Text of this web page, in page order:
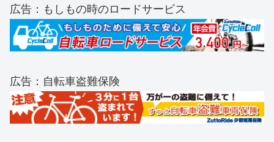
広告：もしもの時のロードサービス
広告：自転車盗難保険